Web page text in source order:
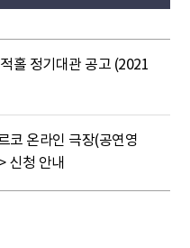
홀 정기대관 공고 (2021
코 온라인 극장(공연영
신청 안내